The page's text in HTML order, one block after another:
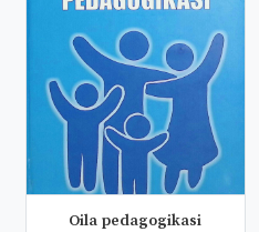
Oila pedagogikasi